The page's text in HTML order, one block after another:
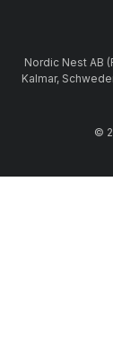
Nordic Nest AB
Kalmar,
©